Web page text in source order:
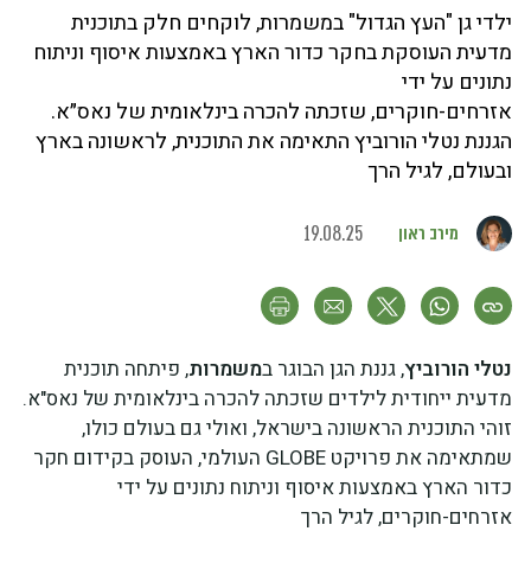
ילדי גן "העץ הגדול" במשמרות, לוקחים חלק בתוכנית
מדעית העוסקת בחקר כדור הארץ באמצעות איסוף וניתוח
נתונים על ידי
אזרחים-חוקרים, שזכתה להכרה בינלאומית של נאס״א.
הגננת נטלי הורוביץ התאימה את התוכנית, לראשונה בארץ
ובעולם, לגיל הרך
מירב ראון 19.08.25
נטלי הורוביץ, גננת הגן הבוגר במשמרות, פיתחה תוכנית
מדעית ייחודית לילדים שזכתה להכרה בינלאומית של נאס"א.
זוהי התוכנית הראשונה בישראל, ואולי גם בעולם כולו,
שמתאימה את פרויקט GLOBE העולמי, העוסק בקידום חקר
כדור הארץ באמצעות איסוף וניתוח נתונים על ידי
אזרחים-חוקרים, לגיל הרך